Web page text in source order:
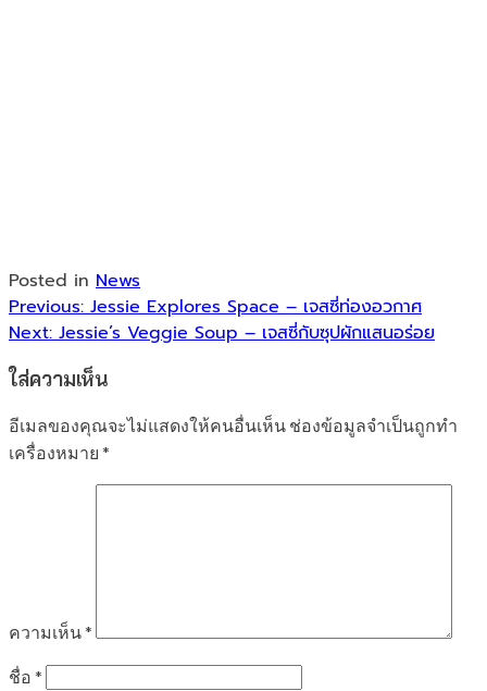
Posted in News
แนะแนว
เรื่อง
Previous: Jessie Explores Space – เจสซี่ท่องอวกาศ
Next: Jessie’s Veggie Soup – เจสซี่กับซุปผักแสนอร่อย
ใส่ความเห็น
อีเมลของคุณจะไม่แสดงให้คนอื่นเห็น ช่องข้อมูลจำเป็นถูกทำ
เครื่องหมาย *
ความเห็น*
ชื่อ *